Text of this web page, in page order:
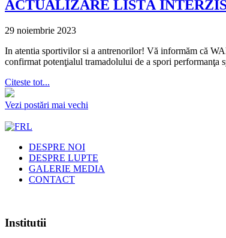
ACTUALIZARE LISTĂ
29 noiembrie 2023
In atentia sportivilor si a antrenorilor! Vă informăm că
confirmat potenţialul tramadolului de a spori performanţa
Citeste tot...
Vezi postări mai vechi
DESPRE NOI
DESPRE LUPTE
GALERIE MEDIA
CONTACT
Institutii